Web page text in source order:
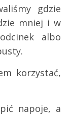
gdzie
mniej i w
albo
korzystać,
napoje, a